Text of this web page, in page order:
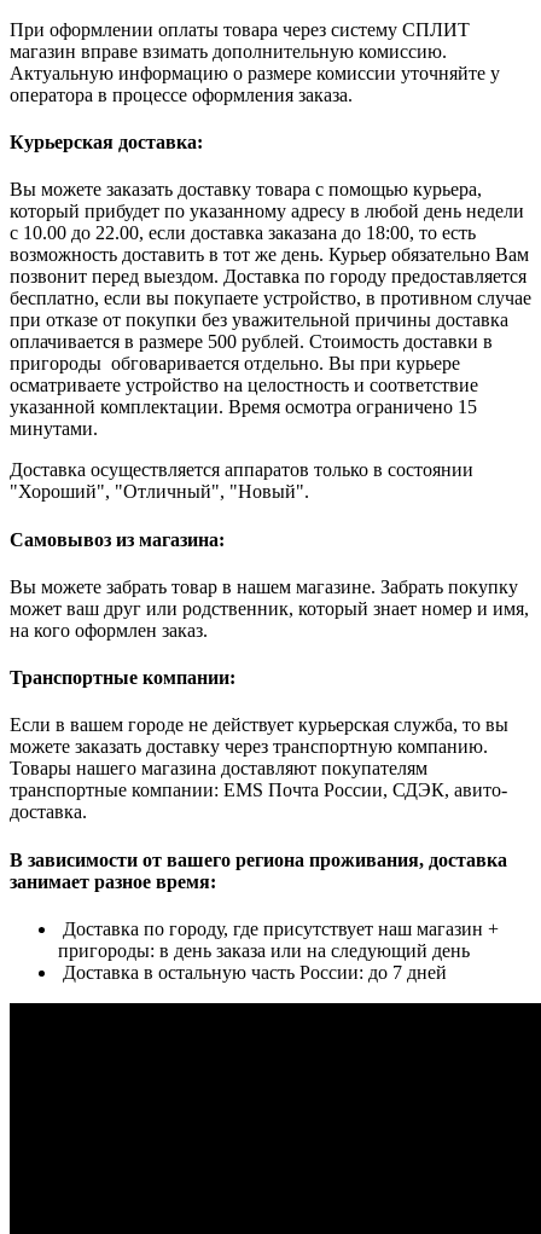
При оформлении оплаты товара через систему СПЛИТ
магазин вправе взимать дополнительную комиссию.
Актуальную информацию о размере комиссии уточняйте у
оператора в процессе оформления заказа.
Курьерская доставка:
Вы можете заказать доставку товара с помощью курьера,
который прибудет по указанному адресу в любой день недели
с 10.00 до 22.00, если доставка заказана до 18:00, то есть
возможность доставить в тот же день. Курьер обязательно Вам
позвонит перед выездом. Доставка по городу предоставляется
бесплатно, если вы покупаете устройство, в противном случае
при отказе от покупки без уважительной причины доставка
оплачивается в размере 500 рублей. Стоимость доставки в
пригороды обговаривается отдельно. Вы при курьере
осматриваете устройство на целостность и соответствие
указанной комплектации. Время осмотра ограничено 15
минутами.
Доставка осуществляется аппаратов только в состоянии
"Хороший", "Отличный", "Новый".
Самовывоз из магазина:
Вы можете забрать товар в нашем магазине. Забрать покупку
может ваш друг или родственник, который знает номер и имя,
на кого оформлен заказ.
Транспортные компании:
Если в вашем городе не действует курьерская служба, то вы
можете заказать доставку через транспортную компанию.
Товары нашего магазина доставляют покупателям
транспортные компании: EMS Почта России, СДЭК, авито-
доставка.
В зависимости от вашего региона проживания, доставка
занимает разное время:
Доставка по городу, где присутствует наш магазин +
пригороды: в день заказа или на следующий день
Доставка в остальную часть России: до 7 дней